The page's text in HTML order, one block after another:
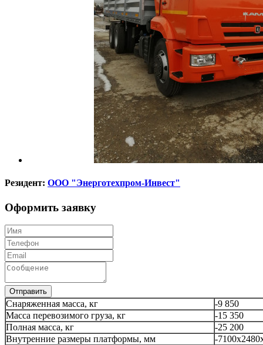
Резидент: ООО "Энерготехпром-Инвест"
Оформить заявку
Отправить
Снаряженная масса, кг
-9 850
Масса перевозимого груза, кг
-15 350
Полная масса, кг
-25 200
Внутренние размеры платформы, мм
-